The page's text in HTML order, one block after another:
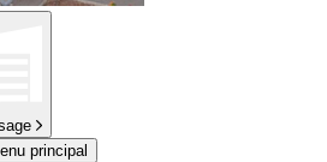
principal